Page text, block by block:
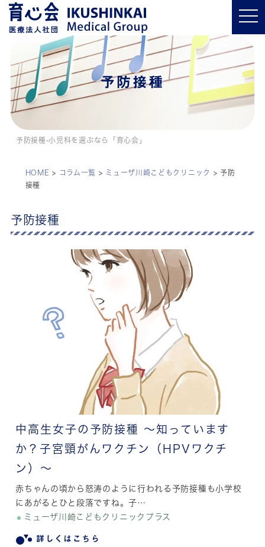
t
o
l
n
a
v
i
予防接種
予防接種-小児科を選ぶなら「育心会」
HOME > コラム一覧 > ミューザ川崎こどもクリニック >予防
接種
予防接種
中高生女子の予防接種 ～知っています
か？子宮頸がんワクチン（HPVワクチ
ン）～
赤ちゃんの頃から怒涛のように行われる予防接種も小学校
にあがるとひと段落ですね。子…
ミューザ川崎こどもクリニックプラス
詳しくはこちら